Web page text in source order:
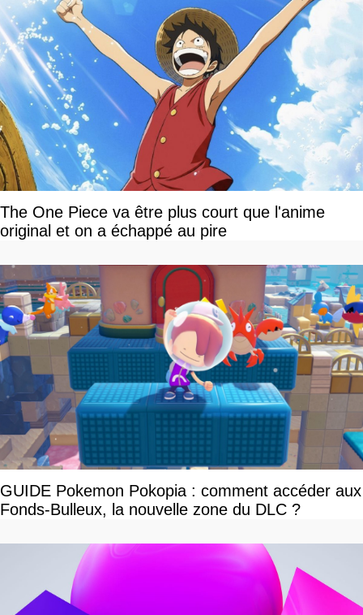
The One Piece va être plus court que l'anime
original et on a échappé au pire
GUIDE Pokemon Pokopia : comment accéder aux
Fonds-Bulleux, la nouvelle zone du DLC ?